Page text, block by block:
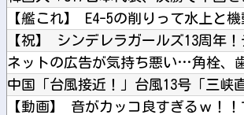
ネットの広告が気持ち悪い…角栓、